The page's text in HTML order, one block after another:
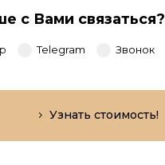
с Вами связаться?
Telegram Звонок
Узнать стоимость!